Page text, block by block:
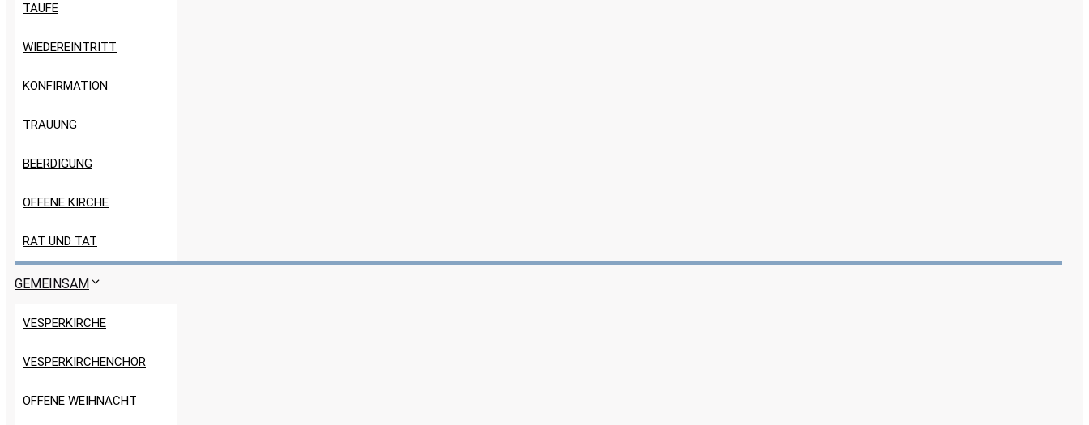
TAUFE
WIEDEREINTRITT
KONFIRMATION
TRAUUNG
BEERDIGUNG
OFFENE KIRCHE
RAT UND TAT
GEMEINSAM
VESPERKIRCHE
VESPERKIRCHENCHOR
OFFENE WEIHNACHT